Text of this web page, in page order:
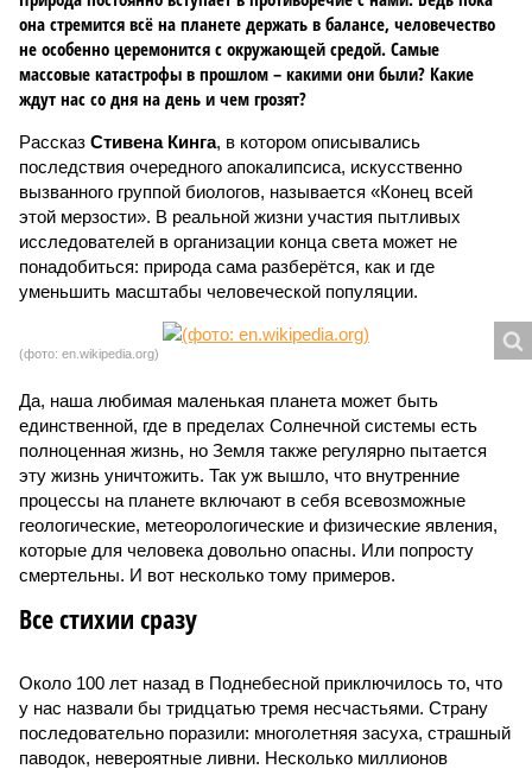
она стремится всё на планете держать в балансе, человечество
не особенно церемонится с окружающей средой. Самые
массовые катастрофы в прошлом – какими они были? Какие
ждут нас со дня на день и чем грозят?
Рассказ Стивена Кинга, в котором описывались
последствия очередного апокалипсиса, искусственно
вызванного группой биологов, называется «Конец всей
этой мерзости». В реальной жизни участия пытливых
исследователей в организации конца света может не
понадобиться: природа сама разберётся, как и где
уменьшить масштабы человеческой популяции.
(фото: en.wikipedia.org)
Да, наша любимая маленькая планета может быть
единственной, где в пределах Солнечной системы есть
полноценная жизнь, но Земля также регулярно пытается
эту жизнь уничтожить. Так уж вышло, что внутренние
процессы на планете включают в себя всевозможные
геологические, метеорологические и физические явления,
которые для человека довольно опасны. Или попросту
смертельны. И вот несколько тому примеров.
Все стихии сразу
Около 100 лет назад в Поднебесной приключилось то, что
у нас назвали бы тридцатью тремя несчастьями. Страну
последовательно поразили: многолетняя засуха, страшный
паводок, невероятные ливни. Несколько миллионов